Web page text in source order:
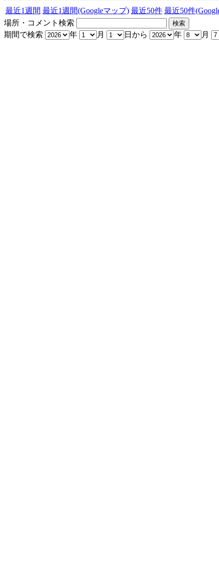
最近1週間 最近1週間(Googleマップ) 最近50件 最近50件
場所・コメント検索
期間で検索
年 月 日から 年 月